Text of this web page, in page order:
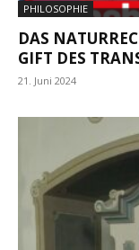
PHILOSOPHIE
DAS
GIFT DES
21. Juni 2024